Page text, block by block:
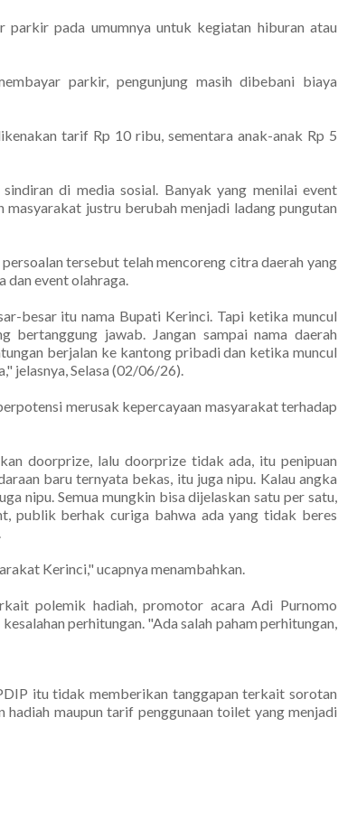
parkir pada umumnya untuk kegiatan hiburan atau
parkir, pengunjung masih dibebani biaya
tarif Rp 10 ribu, sementara anak-anak Rp 5
di media sosial. Banyak yang menilai event
masyarakat justru berubah menjadi ladang pungutan
tersebut telah mencoreng citra daerah yang
dan event olahraga.
besar itu nama Bupati Kerinci. Tapi ketika muncul
bertanggung jawab. Jangan sampai nama daerah
berjalan ke kantong pribadi dan ketika muncul
jelasnya, Selasa (02/06/26).
merusak kepercayaan masyarakat terhadap
doorprize, lalu doorprize tidak ada, itu penipuan
baru ternyata bekas, itu juga nipu. Kalau angka
nipu. Semua mungkin bisa dijelaskan satu per satu,
publik berhak curiga bahwa ada yang tidak beres
Kerinci," ucapnya menambahkan.
polemik hadiah, promotor acara Adi Purnomo
perhitungan. "Ada salah paham perhitungan,
itu tidak memberikan tanggapan terkait sorotan
maupun tarif penggunaan toilet yang menjadi